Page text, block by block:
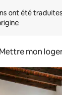
Mettre mon